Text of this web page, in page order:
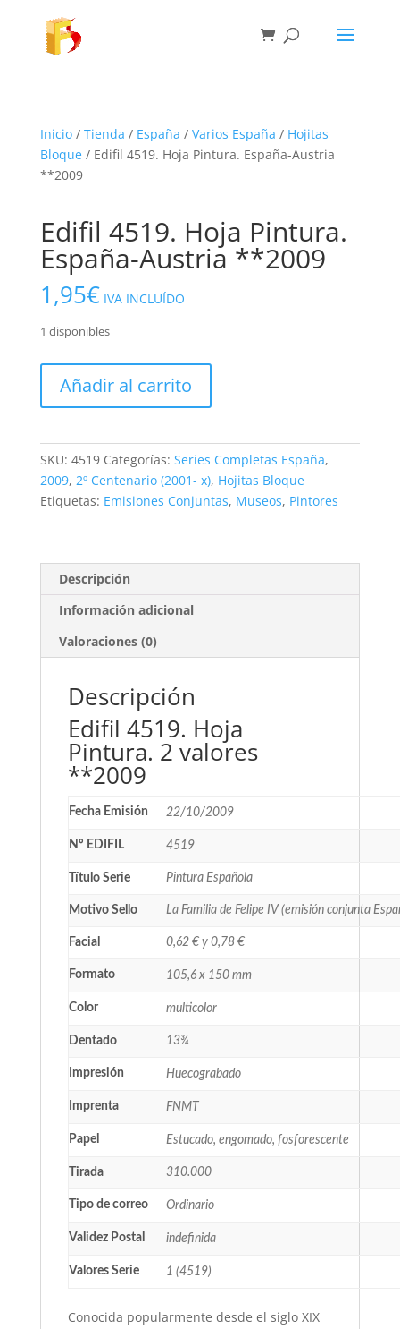
Inicio/ Tienda / España / Varios España / Hojitas
Bloque/ Edifil 4519. Hoja Pintura. España-Austria
**2009
Edifil 4519. Hoja Pintura.
España-Austria **2009
1,95€ IVA INCLUÍDO
1 disponibles
4519.
Hoja
España-
Austria
**2009
Añadir al carrito
SKU: 4519 Categorías: Series Completas España,
2009, 2º Centenario (2001- x), Hojitas Bloque
Etiquetas: Emisiones Conjuntas, Museos, Pintores
Descripción
Información adicional
Valoraciones (0)
Descripción
Edifil 4519. Hoja
Pintura. 2 valores
**2009
Fecha Emisión 22/10/2009
Nº EDIFIL 4519
Título Serie Pintura Española
Motivo Sello La Familia de Felipe IV (emisión conjunta
Facial 0,62 € y 0,78 €
Formato 105,6 x 150 mm
Color multicolor
Dentado 13¾
Impresión Huecograbado
Imprenta FNMT
Papel Estucado, engomado, fosforescente
Tirada 310.000
Tipo de correo Ordinario
Validez Postal indefinida
Valores Serie 1 (4519)
Conocida popularmente desde el siglo XIX